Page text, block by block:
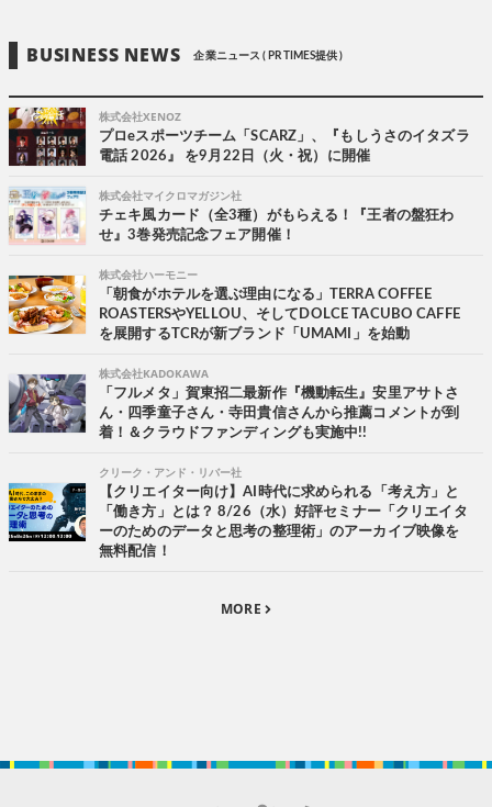
BUSINESS NEWS 企業ニュース ( PR TIMES提供 )
株式会社XENOZ
プロeスポーツチーム「SCARZ」、『もしうさのイタズラ
電話 2026』 を9月22日（火・祝）に開催
株式会社マイクロマガジン社
チェキ風カード（全3種）がもらえる！『王者の盤狂わ
せ』3巻発売記念フェア開催！
株式会社ハーモニー
「朝食がホテルを選ぶ理由になる」TERRA COFFEE
ROASTERSやYELLOU、そしてDOLCE TACUBO CAFFE
を展開するTCRが新ブランド「UMAMI」を始動
株式会社KADOKAWA
「フルメタ」賀東招二最新作『機動転生』安里アサトさ
ん・四季童子さん・寺田貴信さんから推薦コメントが到
着！＆クラウドファンディングも実施中!!
クリーク・アンド・リバー社
【クリエイター向け】AI時代に求められる「考え方」と
「働き方」とは？ 8/26（水）好評セミナー「クリエイタ
ーのためのデータと思考の整理術」のアーカイブ映像を
無料配信！
MORE